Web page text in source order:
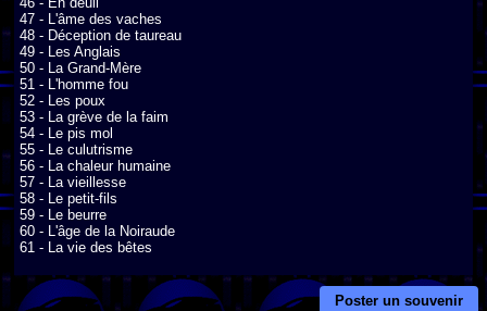
47 - L'âme des vaches
48 - Déception de taureau
49 - Les Anglais
50 - La Grand-Mère
51 - L'homme fou
52 - Les poux
53 - La grève de la faim
54 - Le pis mol
55 - Le culutrisme
56 - La chaleur humaine
57 - La vieillesse
58 - Le petit-fils
59 - Le beurre
60 - L'âge de la Noiraude
61 - La vie des bêtes
Poster un souvenir